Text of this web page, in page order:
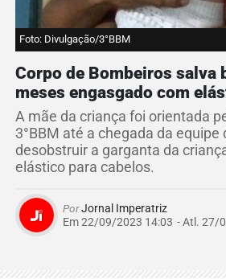
Foto: Divulgação/3°BBM
Corpo de Bombeiros salva
meses engasgado com
A mãe da criança foi orientada
3°BBM até a chegada da
desobstruir a garganta da
elástico para cabelos.
PorJornal Imperatriz
Em 22/09/2023 14:03 - Atl. 27/